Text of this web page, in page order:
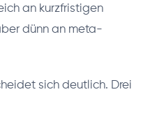
an kurzfristigen
dünn an meta-
sich deutlich. Drei